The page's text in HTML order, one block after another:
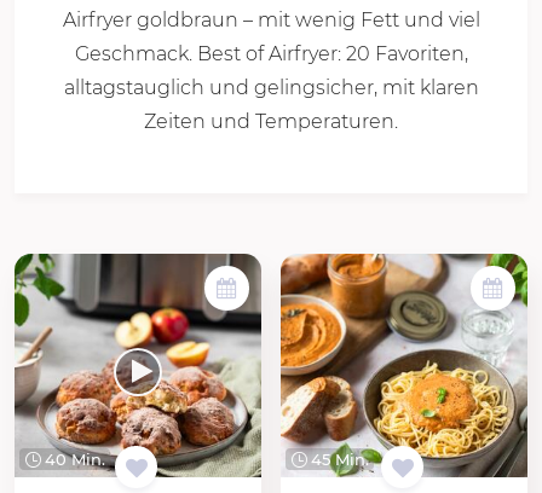
Airfryer goldbraun – mit wenig Fett und viel
Geschmack. Best of Airfryer: 20 Favoriten,
alltagstauglich und gelingsicher, mit klaren
Zeiten und Temperaturen.
40 Min. 45 Min.